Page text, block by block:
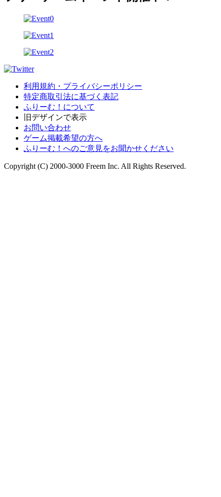
利用規約・プライバシーポリシー
特定商取引法に基づく表記
ふりーむ！について
旧デザインで表示
お問い合わせ
ゲーム掲載希望の方へ
ふりーむ！へのご意見をお聞かせください
Copyright (C) 2000-3000 Freem Inc. All Rights Reserved.